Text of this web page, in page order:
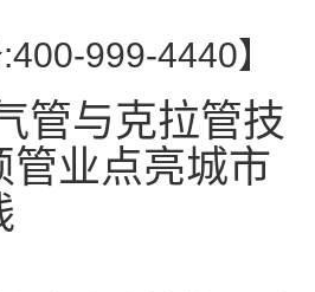
999-4440】
管与克拉管技
管业点亮城市